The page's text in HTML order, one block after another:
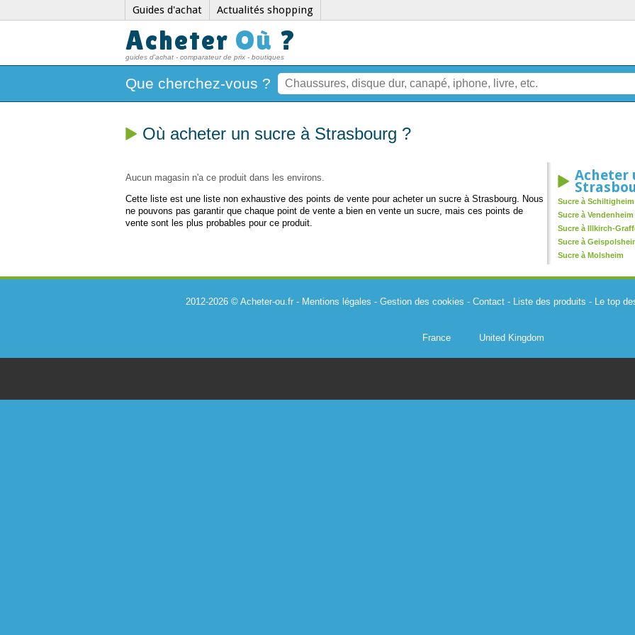
Guides d'achat Actualités shopping
Acheter Où ?
guides d'achat - comparateur de prix - boutiques
Que cherchez-vous ?
Où acheter un sucre à Strasbourg ?
Aucun magasin n'a ce produit dans les environs.
Cette liste est une liste non exhaustive des points de vente pour acheter un sucre à Strasbourg. Nous
ne pouvons pas garantir que chaque point de vente a bien en vente un sucre, mais ces points de
vente sont les plus probables pour ce produit.
Acheter
Sucre à Schiltigheim
Sucre à Vendenheim
Sucre à Illkirch-
Sucre à
Sucre à Molsheim
2012-2026 © Acheter-ou.fr - Mentions légales - Gestion des cookies - Contact- Liste des produits - Le top
France United Kingdom